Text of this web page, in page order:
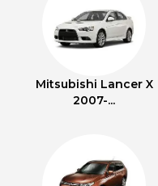
Mitsubishi Lancer X
2007-...